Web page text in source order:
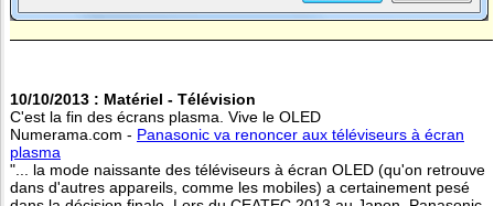
10/10/2013 : Matériel - Télévision
C'est la fin des écrans plasma. Vive le OLED
Numerama.com - Panasonic va renoncer aux téléviseurs à écran
plasma
"... la mode naissante des téléviseurs à écran OLED (qu'on retrouve
dans d'autres appareils, comme les mobiles) a certainement pesé